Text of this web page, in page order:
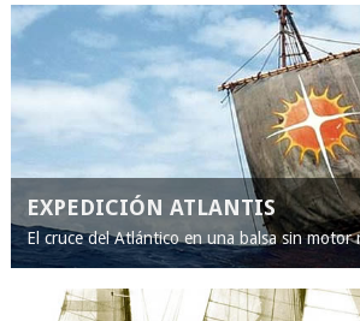
EXPEDICIÓN ATLANTIS
El cruce del Atlántico en una balsa sin motor